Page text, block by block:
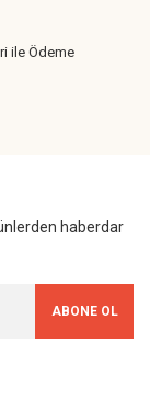
ile Ödeme
haberdar
ABONE OL